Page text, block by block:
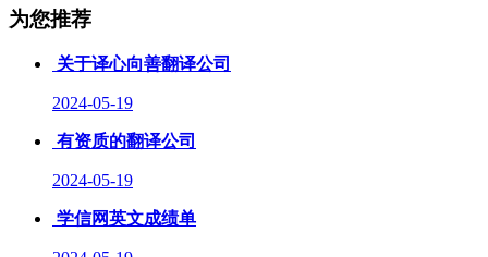
为您推荐
关于译心向善翻译公司
2024-05-19
有资质的翻译公司
2024-05-19
学信网英文成绩单